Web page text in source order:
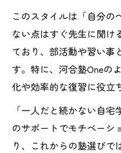
このスタイルは「自分の
ない点はすぐ先生に聞け
ており、部活動や習い事
す。特に、河合塾Oneの
化や効率的な復習に役立
「一人だと続かない自
のサポートでモチベーシ
り、これからの塾選びで